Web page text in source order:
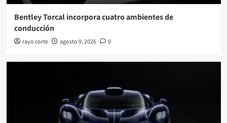
Bentley Torcal incorpora cuatro ambientes de
conducción
rayo corte agosto 9, 2026 0